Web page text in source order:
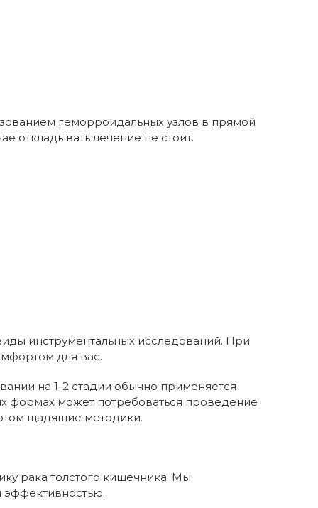
геморроидальных узлов в прямой
откладывать лечение не стоит.
инструментальных исследований. При
для вас.
на 1-2 стадии обычно применяется
формах может потребоваться проведение
щадящие методики.
рака толстого кишечника. Мы